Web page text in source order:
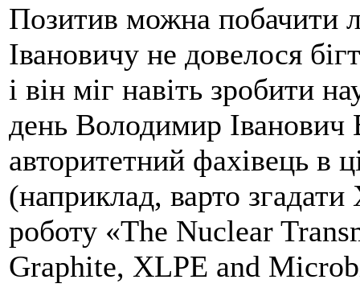
Позитив можна побачити
Івановичу не довелося
і він міг навіть зробити
день Володимир
авторитетний фахівець в
(наприклад, варто згадати
роботу «The Nuclear
Graphite, XLPE and